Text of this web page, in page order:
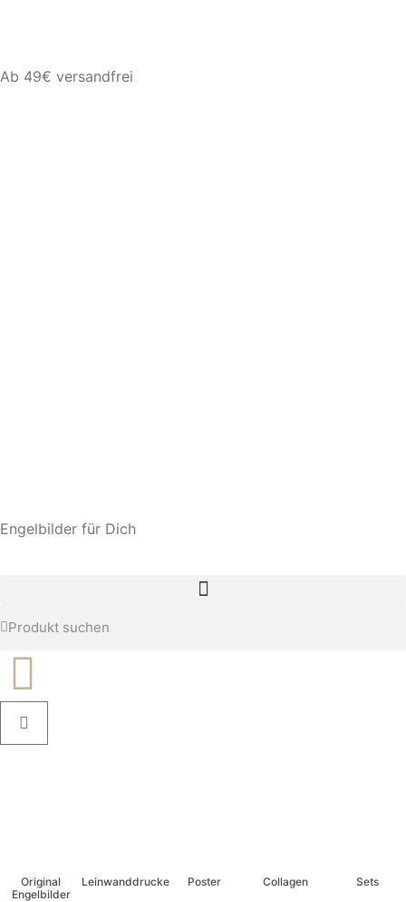
Ab 49€ versandfrei
Engelbilder für Dich
Original
Engelbilder
Leinwanddrucke Poster Collagen Sets